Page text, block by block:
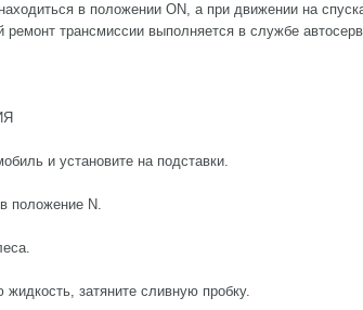
в положении ON, а при движении на
трансмиссии выполняется в службе
и установите на подставки.
положение N.
затяните сливную пробку.